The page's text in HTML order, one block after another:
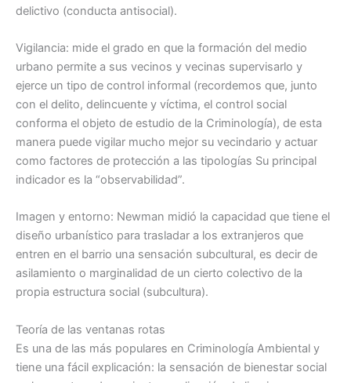
delictivo (conducta antisocial).
Vigilancia: mide el grado en que la formación del medio
urbano permite a sus vecinos y vecinas supervisarlo y
ejerce un tipo de control informal (recordemos que, junto
con el delito, delincuente y víctima, el control social
conforma el objeto de estudio de la Criminología), de esta
manera puede vigilar mucho mejor su vecindario y actuar
como factores de protección a las tipologías Su principal
indicador es la “observabilidad”.
Imagen y entorno: Newman midió la capacidad que tiene el
diseño urbanístico para trasladar a los extranjeros que
entren en el barrio una sensación subcultural, es decir de
asilamiento o marginalidad de un cierto colectivo de la
propia estructura social (subcultura).
Teoría de las ventanas rotas
Es una de las más populares en Criminología Ambiental y
tiene una fácil explicación: la sensación de bienestar social